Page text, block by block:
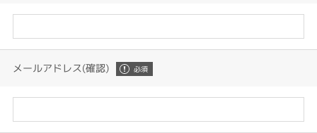
メールアドレス(確認)